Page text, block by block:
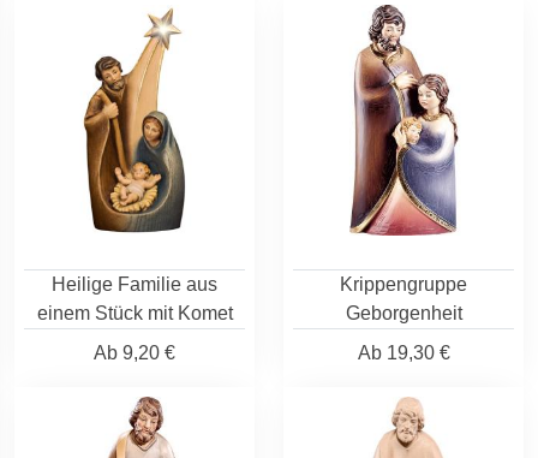
Heilige Familie aus
einem Stück mit Komet
Ab 9,20 €
Krippengruppe
Geborgenheit
Ab19,30 €